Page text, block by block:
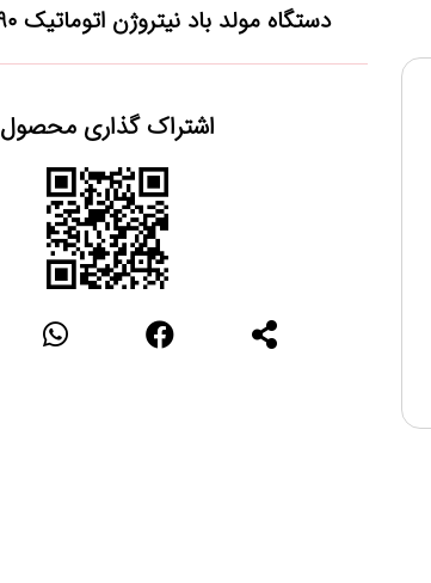
دستگاه مولد باد نیتروژن اتوماتیک HPMM -1690
اشتراک گذاری محصول